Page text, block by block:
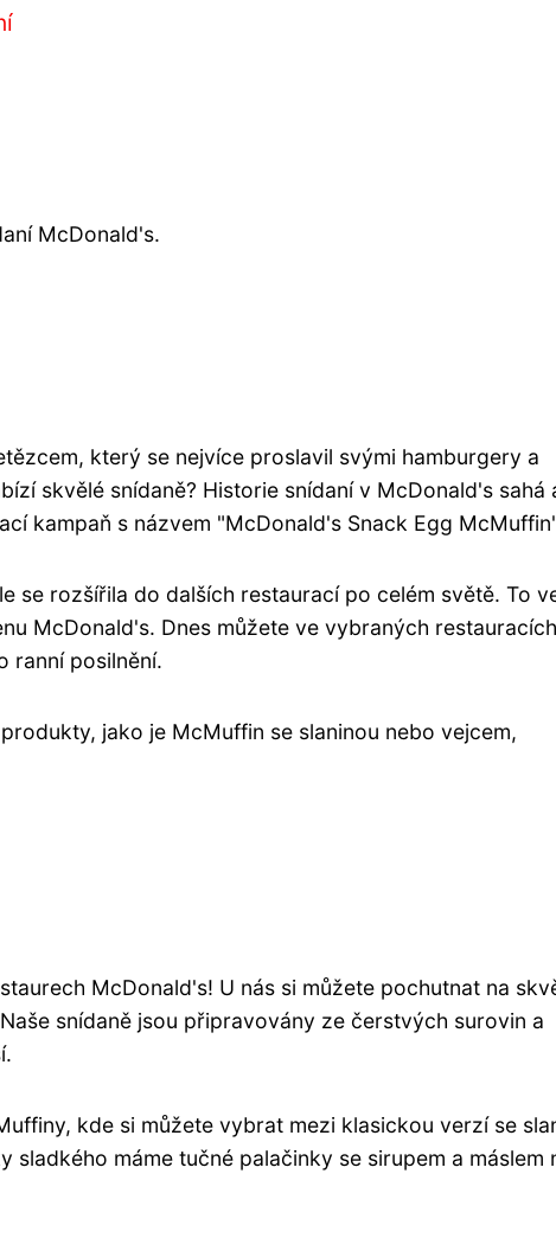
McDonald's.
který se nejvíce proslavil svými hamburgery a
skvělé snídaně? Historie snídaní v McDonald's sahá
kampaň s názvem "McDonald's Snack Egg
se rozšířila do dalších restaurací po celém světě. To
McDonald's. Dnes můžete ve vybraných
ranní posilnění.
jako je McMuffin se slaninou nebo vejcem,
McDonald's! U nás si můžete pochutnat na
snídaně jsou připravovány ze čerstvých surovin a
kde si můžete vybrat mezi klasickou verzí se
sladkého máme tučné palačinky se sirupem a máslem